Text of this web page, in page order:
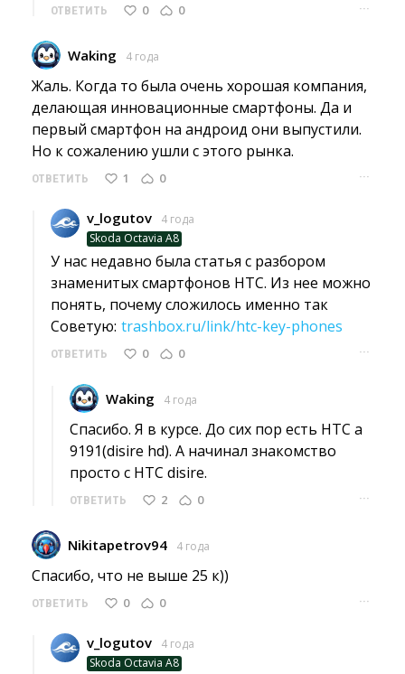
ОТВЕТИТЬ 0 0 ···
Waking 4 года
Жаль. Когда то была очень хорошая компания,
делающая инновационные смартфоны. Да и
первый смартфон на андроид они выпустили.
Но к сожалению ушли с этого рынка.
ОТВЕТИТЬ 1 0 ···
v_logutov
4 года
Skoda Octavia A8
У нас недавно была статья с разбором
знаменитых смартфонов HTC. Из нее можно
понять, почему сложилось именно так
Советую: trashbox.ru/link/htc-key-phones
ОТВЕТИТЬ 0 0 ···
Waking 4 года
Спасибо. Я в курсе. До сих пор есть HTC a
9191(disire hd). A начинал знакомство
просто с HTC disire.
ОТВЕТИТЬ 2 0 ···
Nikitapetrov94 4 года
Спасибо, что не выше 25 к))
ОТВЕТИТЬ 0 0 ···
v_logutov
4 года
Skoda Octavia A8